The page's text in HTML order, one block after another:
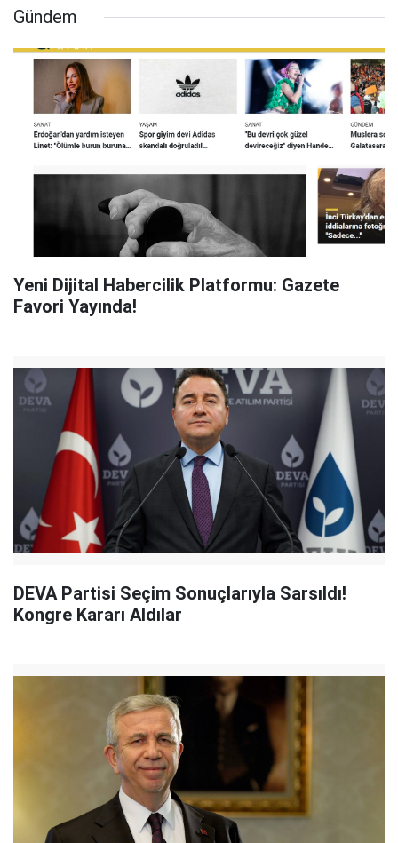
Gündem
Yeni Dijital Habercilik Platformu: Gazete
Favori Yayında!
DEVA Partisi Seçim Sonuçlarıyla Sarsıldı!
Kongre Kararı Aldılar